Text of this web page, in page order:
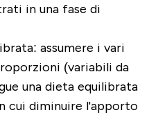
in una fase di
: assumere i vari
(variabili da
una dieta equilibrata
cui diminuire l'apporto